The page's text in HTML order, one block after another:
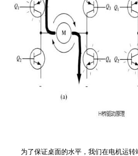
为了保证桌面的水平，我们在电机运